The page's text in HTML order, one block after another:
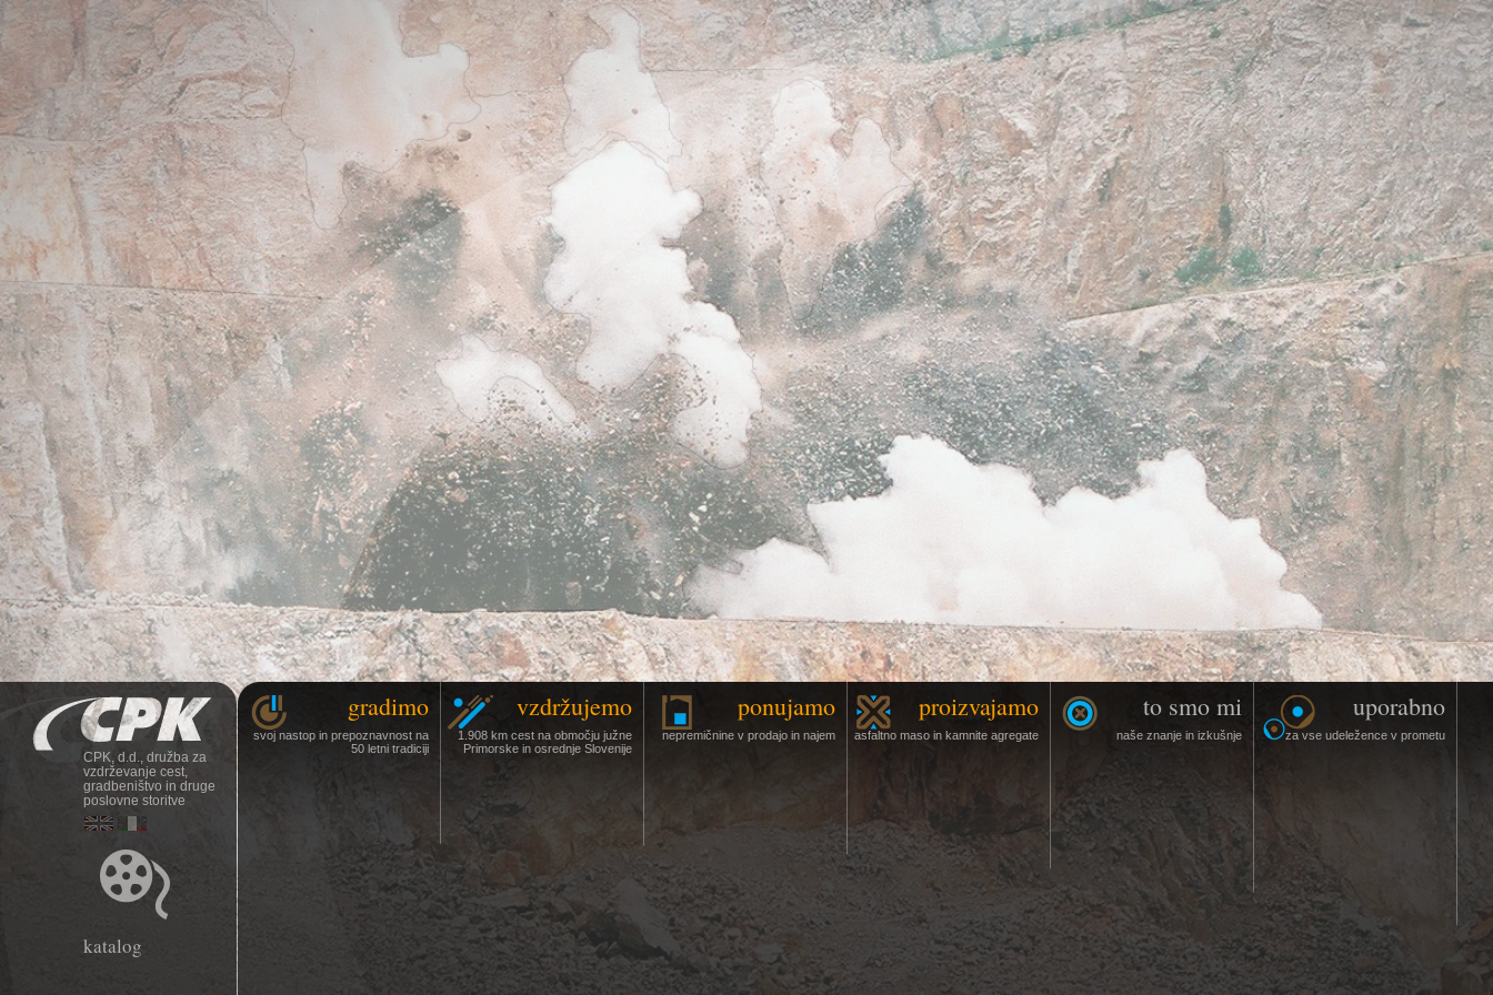
CPK, d.d., družba za
vzdrževanje cest,
gradbeništvo in druge
poslovne storitve
katalog
gradimo
svoj nastop in prepoznavnost na
50 letni tradiciji
vzdržujemo
1.908 km cest na območju južne
Primorske in osrednje Slovenije
ponujamo
nepremičnine v prodajo in najem
proizvajamo
asfaltno maso in kamnite agregate
to smo mi
naše znanje in izkušnje
uporabno
za vse udeležence v prometu